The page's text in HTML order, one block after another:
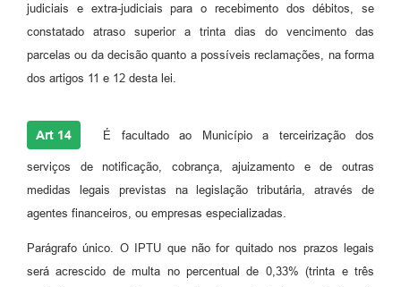
judiciais e extra-judiciais para o recebimento dos débitos, se
constatado atraso superior a trinta dias do vencimento das
parcelas ou da decisão quanto a possíveis reclamações, na forma
dos artigos 11 e 12 desta lei.
Art 14 É facultado ao Município a terceirização dos
serviços de notificação, cobrança, ajuizamento e de outras
medidas legais previstas na legislação tributária, através de
agentes financeiros, ou empresas especializadas.
Parágrafo único. O IPTU que não for quitado nos prazos legais
será acrescido de multa no percentual de 0,33% (trinta e três